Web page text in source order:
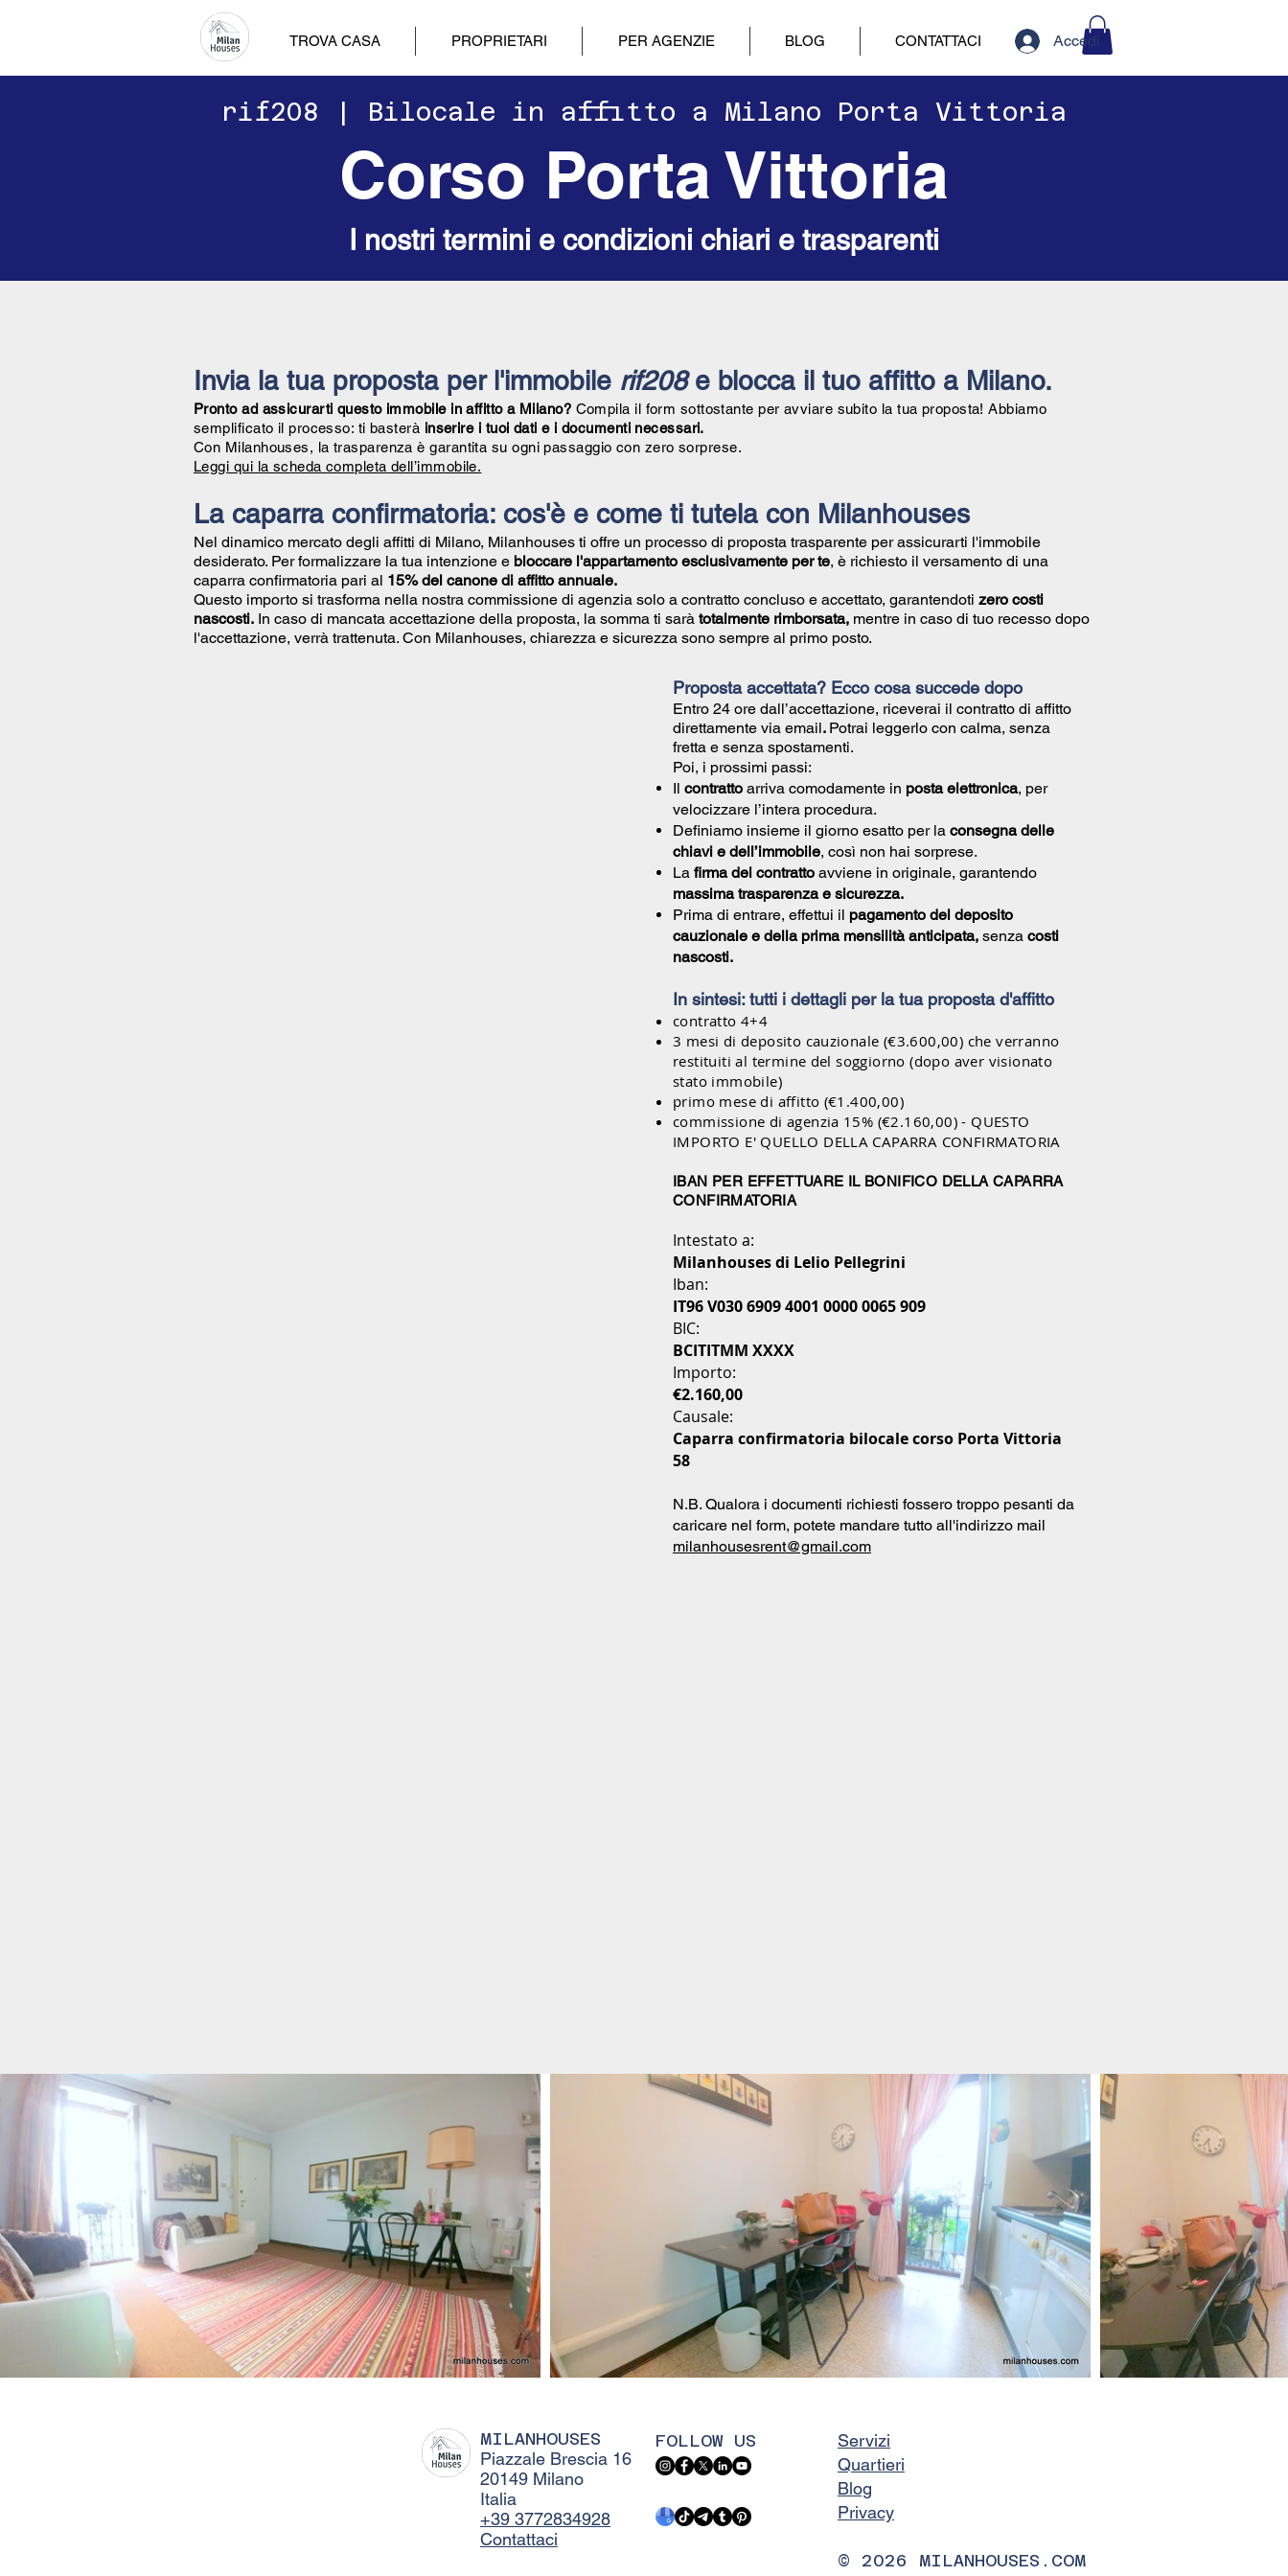
TROVA CASA PROPRIETARI PER AGENZIE BLOG CONTATTACI Accedi
​​rif208 | Bilocale in affitto a Milano Porta Vittoria
Corso Porta Vittoria
I nostri termini e condizioni chiari e trasparenti
Invia la tua proposta per l'immobile rif208e blocca il tuo affitto a Milano.
Pronto ad assicurarti questo immobile in affitto a Milano? Compila il form sottostante per avviare subito la tua proposta! Abbiamo
semplificato il processo: ti basterà inserire i tuoi dati e i documenti necessari.
Con Milanhouses, la trasparenza è garantita su ogni passaggio con zero sorprese.
Leggi qui la scheda completa dell’immobile.
La caparra confirmatoria: cos'è e come ti tutela con Milanhouses
Nel dinamico mercato degli affitti di Milano, Milanhouses ti offre un processo di proposta trasparente per assicurarti l'immobile
desiderato. Per formalizzare la tua intenzione e bloccare l'appartamento esclusivamente per te, è richiesto il versamento di una
caparra confirmatoria pari al 15% del canone di affitto annuale.
Questo importo si trasforma nella nostra commissione di agenzia solo a contratto concluso e accettato, garantendoti zero costi
nascosti. In caso di mancata accettazione della proposta, la somma ti sarà totalmente rimborsata, mentre in caso di tuo recesso dopo
l'accettazione, verrà trattenuta. Con Milanhouses, chiarezza e sicurezza sono sempre al primo posto.
Proposta accettata? Ecco cosa succede dopo
Entro 24 ore dall’accettazione, riceverai il contratto di affitto
direttamente via email. Potrai leggerlo con calma, senza
fretta e senza spostamenti.
Poi, i prossimi passi:
Il contratto arriva comodamente in posta elettronica, per
velocizzare l’intera procedura.
Definiamo insieme il giorno esatto per la consegna delle
chiavi e dell’immobile, così non hai sorprese.
La firma del contratto avviene in originale, garantendo
massima trasparenza e sicurezza.
Prima di entrare, effettui il pagamento del deposito
cauzionale e della prima mensilità anticipata, senza costi
nascosti.
In sintesi: tutti i dettagli per la tua proposta d'affitto
contratto 4+4
3 mesi di deposito cauzionale (€3.600,00) che verranno
restituiti al termine del soggiorno (dopo aver visionato
stato immobile)
primo mese di affitto (€1.400,00)
commissione di agenzia 15% (€2.160,00) - QUESTO
IMPORTO E' QUELLO DELLA CAPARRA CONFIRMATORIA
IBAN PER EFFETTUARE IL BONIFICO DELLA CAPARRA
CONFIRMATORIA
Intestato a:
Milanhouses di Lelio Pellegrini
Iban:
IT96 V030 6909 4001 0000 0065 909
BIC:
BCITITMM XXXX
Importo:
€2.160,00
Causale:
Caparra confirmatoria bilocale corso Porta Vittoria
58
N.B. Qualora i documenti richiesti fossero troppo pesanti da
caricare nel form, potete mandare tutto all'indirizzo mail
milanhousesrent@gmail.com
MILANHOUSES
Piazzale Brescia 16
20149 Milano
Italia
+39 3772834928
Contattaci
FOLLOW US
Servizi
Quartieri
Blog
Privacy
© 2026 MILANHOUSES.COM